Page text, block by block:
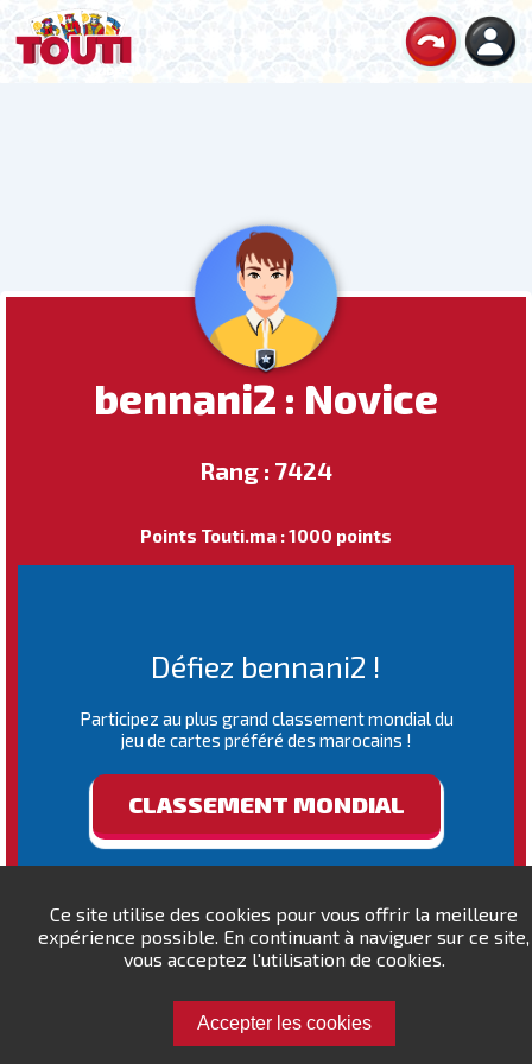
Ce site utilise des cookies pour vous offrir la meilleure
expérience possible. En continuant à naviguer sur ce site,
vous acceptez l'utilisation de cookies.
Accepter les cookies
bennani2 : Novice
Rang : 7424
Points Touti.ma : 1000 points
Défiez bennani2 !
Participez au plus grand classement mondial du
jeu de cartes préféré des marocains !
CLASSEMENT MONDIAL